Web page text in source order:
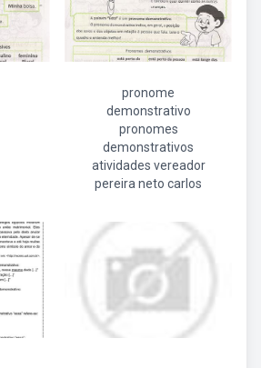
pronome
demonstrativo
pronomes
demonstrativos
atividades vereador
pereira neto carlos